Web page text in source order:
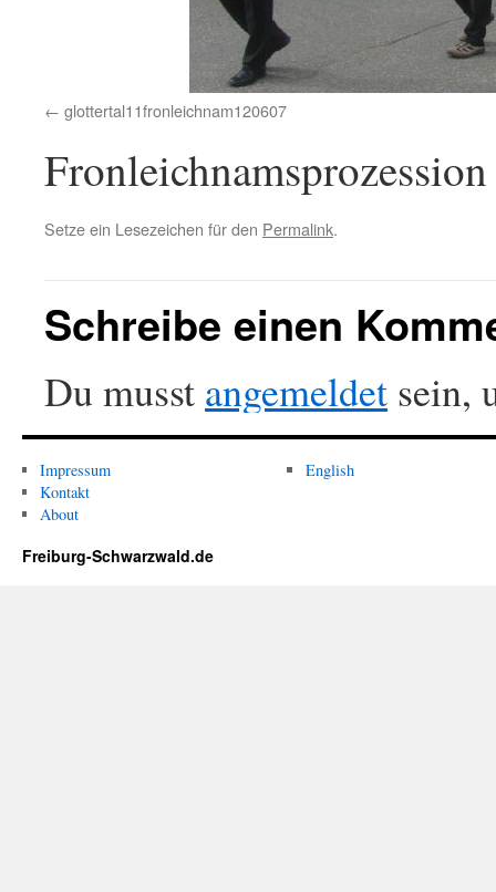
glottertal11fronleichnam120607
Setze ein Lesezeichen für den Permalink.
Schreibe einen
Du musst angemeldet sein,
Impressum
Kontakt
About
English
Freiburg-Schwarzwald.de